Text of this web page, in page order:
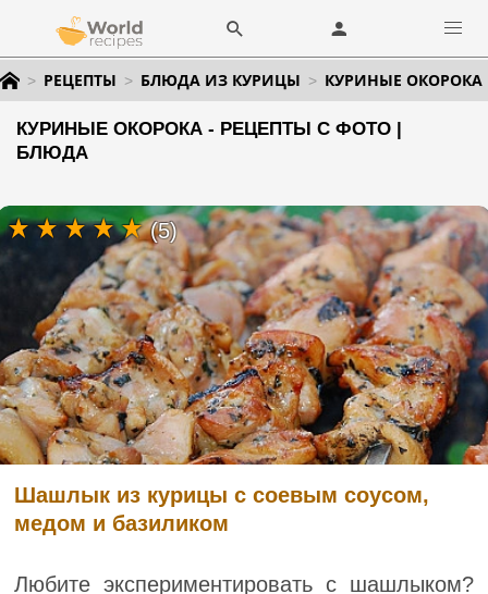
РЕЦЕПТЫ БЛЮДА ИЗ КУРИЦЫ КУРИНЫЕ ОКОРОКА
КУРИНЫЕ ОКОРОКА - РЕЦЕПТЫ С ФОТО |
БЛЮДА
Шашлык из курицы с соевым соусом,
медом и базиликом
Любите экспериментировать с шашлыком?
(5)